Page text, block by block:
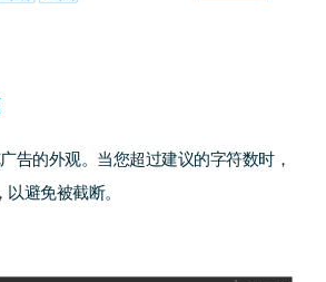
告的外观。当您超过建议的字符数时，
避免被截断。